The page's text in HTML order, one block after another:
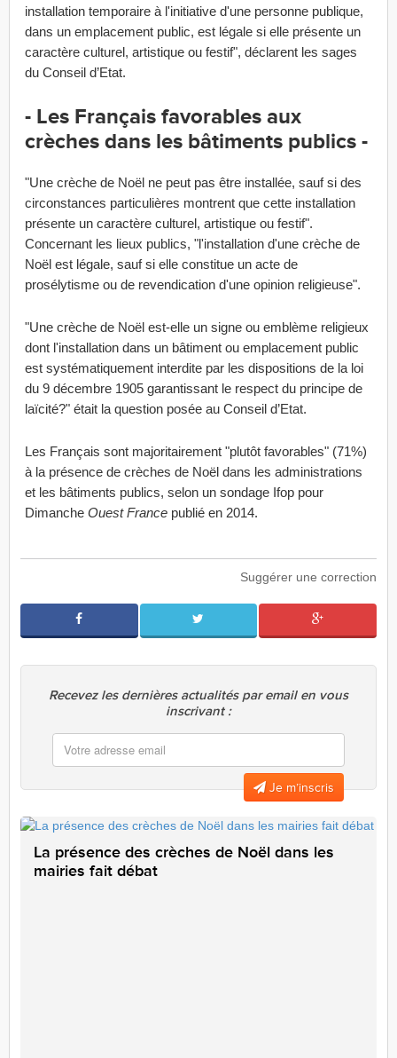
installation temporaire à l'initiative d'une personne publique,
dans un emplacement public, est légale si elle présente un
caractère culturel, artistique ou festif", déclarent les sages
du Conseil d’Etat.
- Les Français favorables aux
crèches dans les bâtiments publics -
"Une crèche de Noël ne peut pas être installée, sauf si des
circonstances particulières montrent que cette installation
présente un caractère culturel, artistique ou festif".
Concernant les lieux publics, "l'installation d'une crèche de
Noël est légale, sauf si elle constitue un acte de
prosélytisme ou de revendication d'une opinion religieuse".
"Une crèche de Noël est-elle un signe ou emblème religieux
dont l'installation dans un bâtiment ou emplacement public
est systématiquement interdite par les dispositions de la loi
du 9 décembre 1905 garantissant le respect du principe de
laïcité?" était la question posée au Conseil d’Etat.
Les Français sont majoritairement "plutôt favorables" (71%)
à la présence de crèches de Noël dans les administrations
et les bâtiments publics, selon un sondage Ifop pour
Dimanche Ouest France publié en 2014.
Suggérer une correction
Recevez les dernières actualités par email en vous
inscrivant :
Je m’inscris
La présence des crèches de Noël dans les
mairies fait débat